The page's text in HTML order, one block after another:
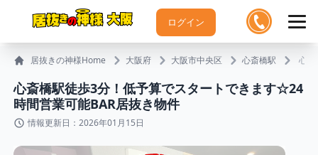
ログイン
居抜きの神様Home 大阪府 大阪市中央区 心斎橋駅 心
心斎橋駅徒歩3分！低予算でスタートできます☆24
時間営業可能BAR居抜き物件
情報更新日：2026年01月15日